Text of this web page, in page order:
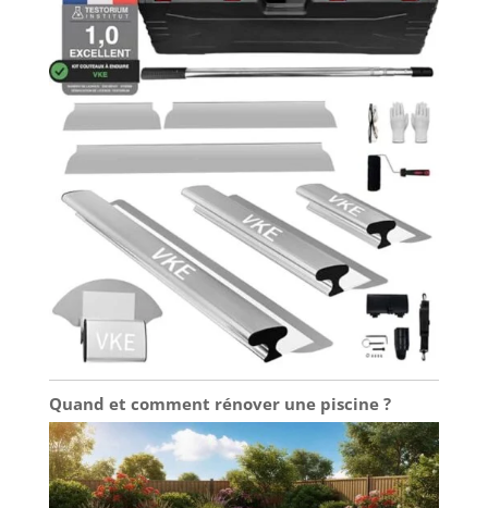
Quand et comment rénover une piscine ?